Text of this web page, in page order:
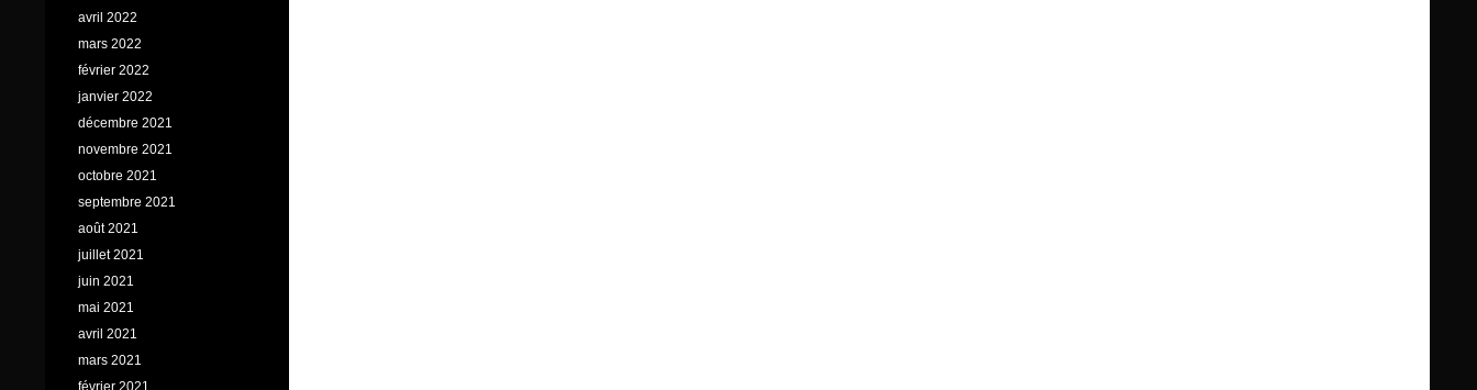
avril 2022
mars 2022
février 2022
janvier 2022
décembre 2021
novembre 2021
octobre 2021
septembre 2021
août 2021
juillet 2021
juin 2021
mai 2021
avril 2021
mars 2021
février 2021